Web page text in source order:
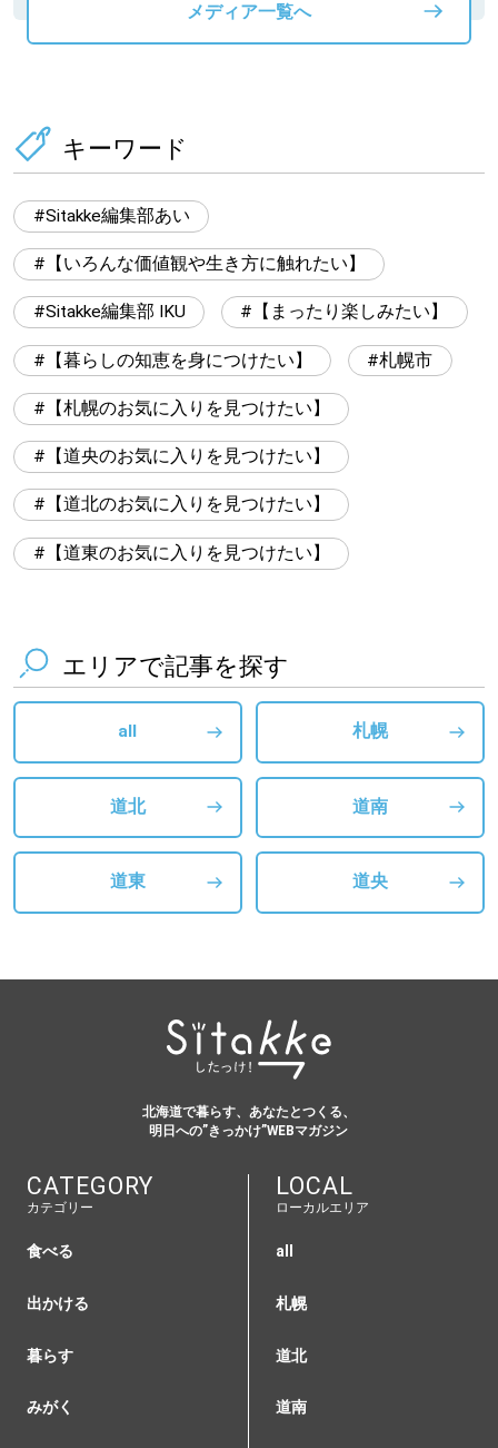
メディア一覧へ
キーワード
Sitakke編集部あい
【いろんな価値観や生き方に触れたい】
Sitakke編集部 IKU 【まったり楽しみたい】
【暮らしの知恵を身につけたい】 札幌市
【札幌のお気に入りを見つけたい】
【道央のお気に入りを見つけたい】
【道北のお気に入りを見つけたい】
【道東のお気に入りを見つけたい】
エリアで記事を探す
all 札幌
道北 道南
道東 道央
北海道で暮らす、あなたとつくる、
明日への”きっかけ”WEBマガジン
CATEGORY
カテゴリー
食べる
出かける
暮らす
みがく
LOCAL
ローカルエリア
all
札幌
道北
道南